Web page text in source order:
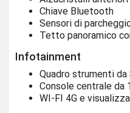
Chiave Bluetooth
Sensori di
Tetto panoramico
Infotainment
Quadro strumenti da
Console centrale da
WI-FI 4G e